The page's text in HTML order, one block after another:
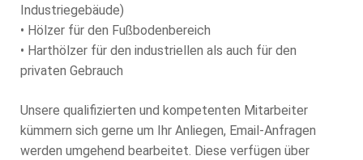
Industriegebäude)
• Hölzer für den Fußbodenbereich
• Harthölzer für den industriellen als auch für den
privaten Gebrauch
Unsere qualifizierten und kompetenten Mitarbeiter
kümmern sich gerne um Ihr Anliegen, Email-Anfragen
werden umgehend bearbeitet. Diese verfügen über